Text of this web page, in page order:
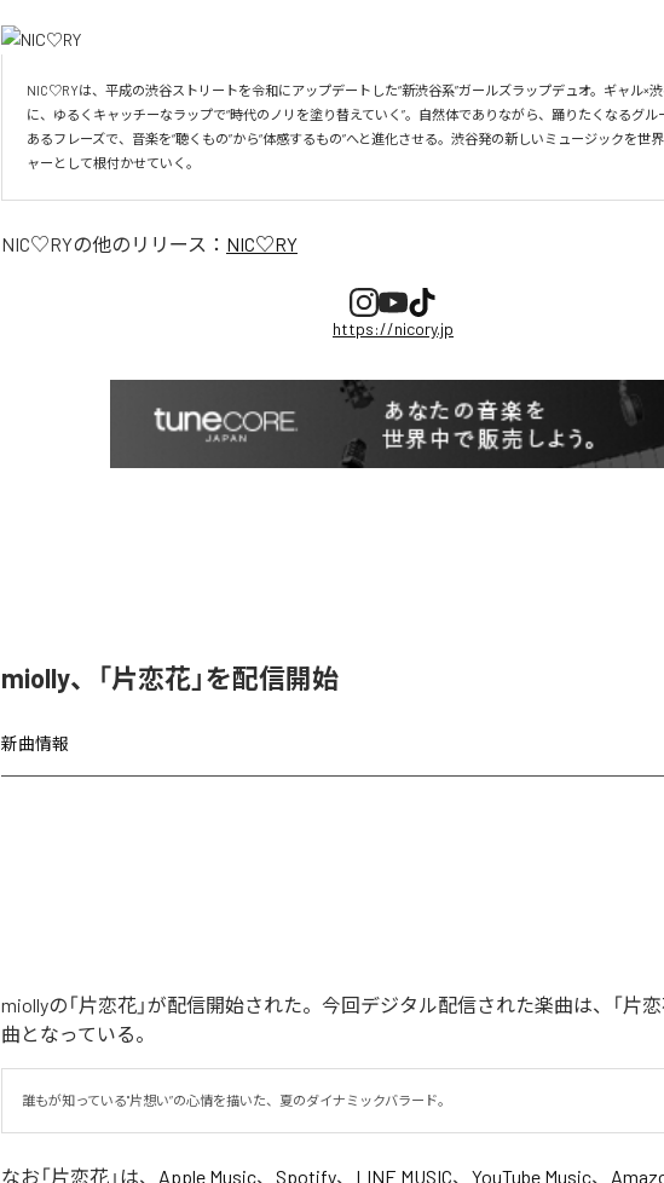
NIC♡RYは、平成の渋谷ストリートを令和にアップデートした“新渋谷系”ガールズラップデュオ。ギャル×
に、ゆるくキャッチーなラップで“時代のノリを塗り替えていく”。自然体でありながら、踊りたくなるグル
あるフレーズで、音楽を“聴くもの”から“体感するもの”へと進化させる。渋谷発の新しいミュージックを世
ャーとして根付かせていく。
NIC♡RYの他のリリース： NIC♡RY
https://nicory.jp
miolly、「片恋花」を配信開始
新曲情報
miollyの「片恋花」が配信開始された。今回デジタル配信された楽曲は、「片恋
曲となっている。
誰もが知っている"片想い”の心情を描いた、夏のダイナミックバラード。
なお「片恋花 」は、 Apple Music、 Spotify、 LINE MUSIC、 YouTube Music、